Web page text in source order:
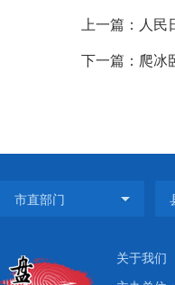
上一篇：人
下一篇：爬冰
关于我们